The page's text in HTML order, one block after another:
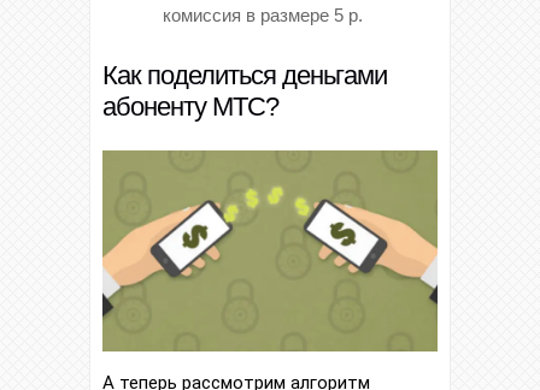
комиссия в размере 5 р.
Как поделиться деньгами
абоненту МТС?
А теперь рассмотрим алгоритм